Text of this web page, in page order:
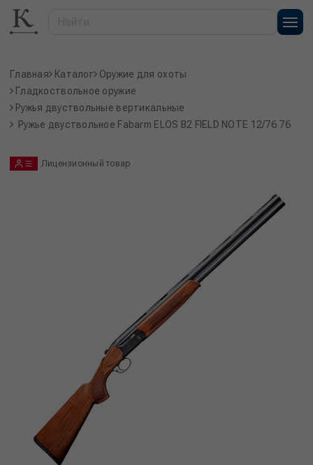
Главная Каталог Оружие для охоты
Гладкоствольное оружие
Ружья двуствольные вертикальные
Ружье двуствольное Fabarm ELOS B2 FIELD NOTE 12/76 76
Лицензионный товар